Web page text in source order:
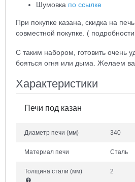
Шумовка по ссылке
При покупке казана, скидка на
совместной покупке. (
С таким набором, готовить очень
бояться огня или дыма. Желаем
Характеристики
Печи под казан
Диаметр печи (мм) 340
Материал печи Сталь
Толщина стали (мм) 2